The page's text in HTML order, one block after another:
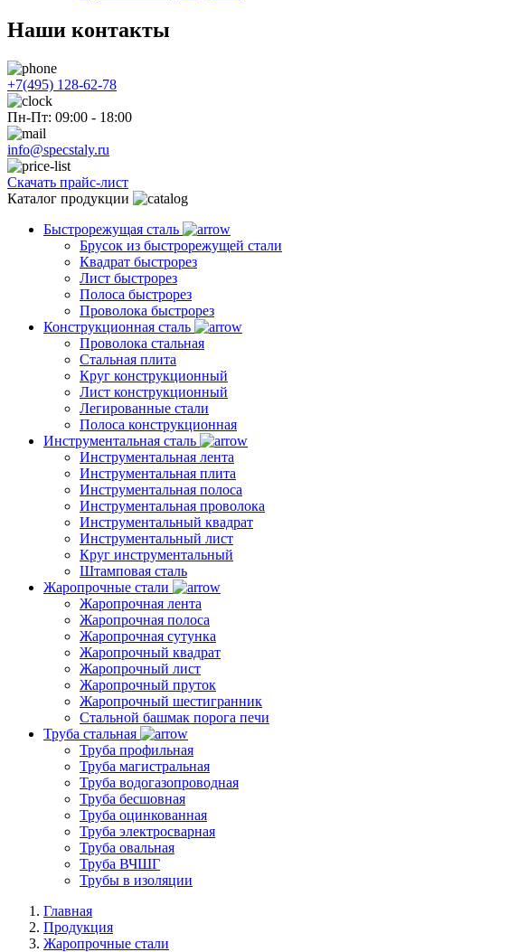
Наши контакты
+7(495) 128-62-78
Пн-Пт: 09:00 - 18:00
info@specstaly.ru
Скачать прайс-лист
Каталог продукции
Быстрорежущая сталь
Брусок из быстрорежущей стали
Квадрат быстрорез
Лист быстрорез
Полоса быстрорез
Проволока быстрорез
Конструкционная сталь
Проволока стальная
Стальная плита
Круг конструкционный
Лист конструкционный
Легированные стали
Полоса конструкционная
Инструментальная сталь
Инструментальная лента
Инструментальная плита
Инструментальная полоса
Инструментальная проволока
Инструментальный квадрат
Инструментальный лист
Круг инструментальный
Штамповая сталь
Жаропрочные стали
Жаропрочная лента
Жаропрочная полоса
Жаропрочная сутунка
Жаропрочный квадрат
Жаропрочный лист
Жаропрочный пруток
Жаропрочный шестигранник
Стальной башмак порога печи
Труба стальная
Труба профильная
Труба магистральная
Труба водогазопроводная
Труба бесшовная
Труба оцинкованная
Труба электросварная
Труба овальная
Труба ВЧШГ
Трубы в изоляции
Главная
Продукция
Жаропрочные стали